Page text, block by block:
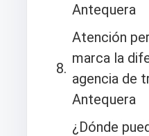
Antequera
Atención
marca la
agencia de
Antequera
¿Dónde